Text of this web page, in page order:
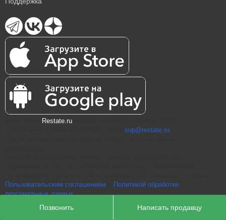
Позвонить Написать продавцу
Restate.ru
sup@restate.ru
Пользовательским соглашением
Политикой обработки
персональных данных